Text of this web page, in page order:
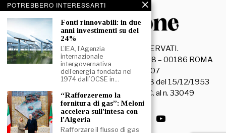
© 2026- TUTTI I DIRITTI RISERVATI.
La Discussione S.r.l. – Piazza Capranica, 78 – 00186 ROMA
C.F. e P. IVA 15045971007
Registrazione Tribunale di Roma n. 3628 del 15/12/1953
La società editrice è iscritta al R.O.C. al n. 33049
POTREBBERO INTERESSARTI
Fonti rinnovabili: in due
anni investimenti su del
24%
L’IEA, l’Agenzia
internazionale
intergovernativa
dell’energia fondata nel
1974 dall’OCSE in…
“Rafforzeremo la
fornitura di gas”: Meloni
accelera sull’intesa con
l’Algeria
Rafforzare il flusso di gas